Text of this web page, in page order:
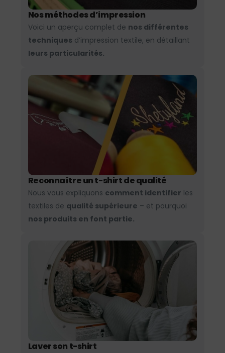
Nos méthodes d’impression
Voici un aperçu complet de nos différentes
techniques d’impression textile, en détaillant
leurs particularités.
Reconnaître un t-shirt de qualité
Nous vous expliquons comment identifier les
textiles de qualité supérieure – et pourquoi
nos produits en font partie.
Laver son t-shirt